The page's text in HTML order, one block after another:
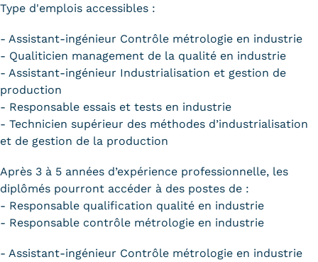
Type d'emplois accessibles :
- Assistant-ingénieur Contrôle métrologie en industrie
- Qualiticien management de la qualité en industrie
- Assistant-ingénieur Industrialisation et gestion de
production
- Responsable essais et tests en industrie
- Technicien supérieur des méthodes d’industrialisation
et de gestion de la production
Après 3 à 5 années d’expérience professionnelle, les
diplômés pourront accéder à des postes de :
- Responsable qualification qualité en industrie
- Responsable contrôle métrologie en industrie
- Assistant-ingénieur Contrôle métrologie en industrie